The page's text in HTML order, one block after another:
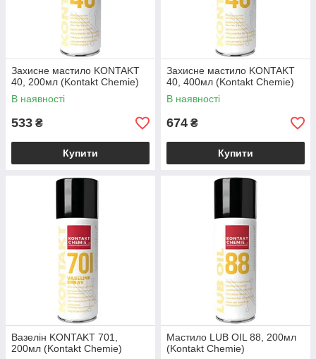
Захисне мастило KONTAKT
40, 200мл (Kontakt Chemie)
В наявності
533 ₴
Купити
Захисне мастило KONTAKT
40, 400мл (Kontakt Chemie)
В наявності
674 ₴
Купити
Вазелін KONTAKT 701,
200мл (Kontakt Chemie)
Мастило LUB OIL 88, 200мл
(Kontakt Chemie)